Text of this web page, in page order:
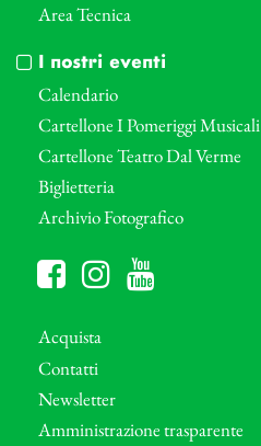
Area Tecnica
I nostri eventi
Calendario
Cartellone I Pomeriggi Musicali
Cartellone Teatro Dal Verme
Biglietteria
Archivio Fotografico
Acquista
Contatti
Newsletter
Amministrazione trasparente